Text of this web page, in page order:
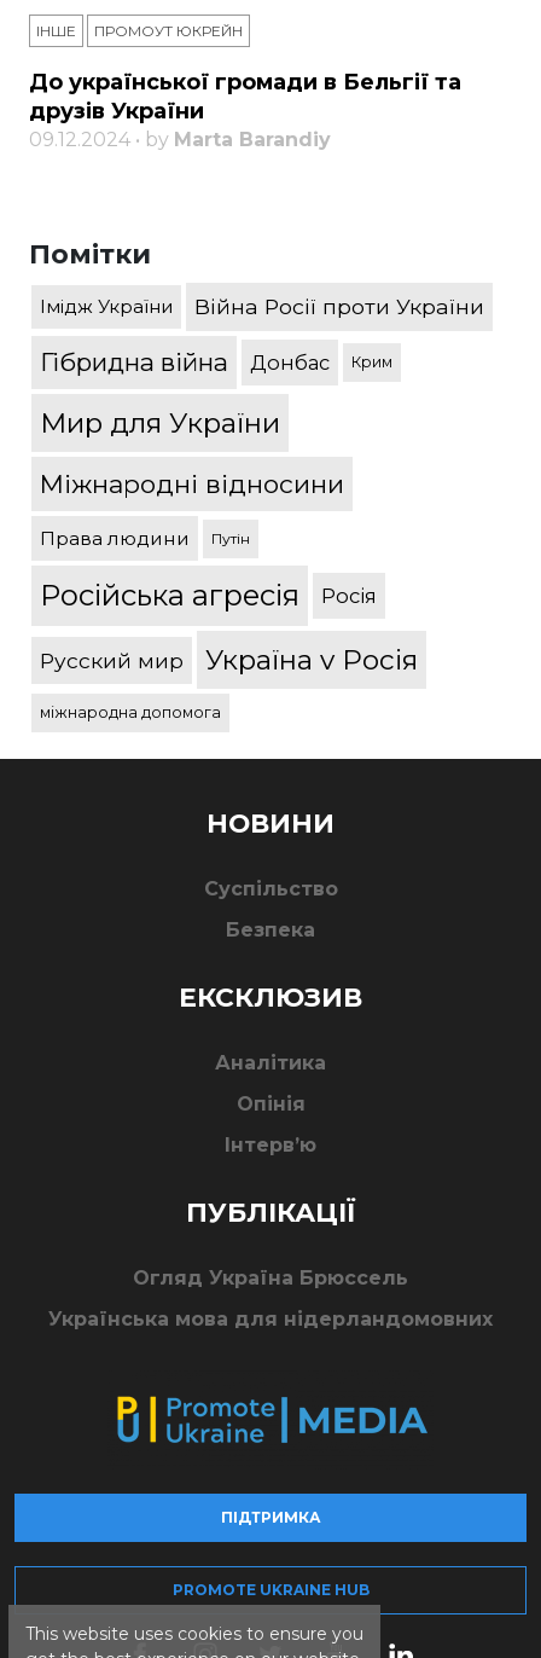
This website uses cookies to ensure you
ІНШЕ ПРОМОУТ ЮКРЕЙН
До української громади в Бельгії та
друзів України
09.12.2024 • by Marta Barandiy
Помітки
Імідж України Війна Росії проти України
Гібридна війна Донбас Крим
Мир для України
Міжнародні відносини
Права людини Путін
Російська агресія Росія
Русский мир Україна v Росія
міжнародна допомога
НОВИНИ
Суспільство
Безпека
ЕКСКЛЮЗИВ
Аналітика
Опінія
Інтерв’ю
ПУБЛІКАЦІЇ
Огляд Україна Брюссель
Українська мова для нідерландомовних
ПІДТРИМКА
PROMOTE UKRAINE HUB